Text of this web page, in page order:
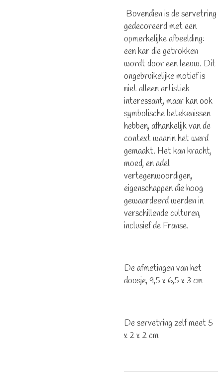
Bovendien is de servetring
gedecoreerd met een
opmerkelijke afbeelding:
een kar die getrokken
wordt door een leeuw. Dit
ongebruikelijke motief is
niet alleen artistiek
interessant, maar kan ook
symbolische betekenissen
hebben, afhankelijk van de
context waarin het werd
gemaakt. Het kan kracht,
moed, en adel
vertegenwoordigen,
eigenschappen die hoog
gewaardeerd werden in
verschillende culturen,
inclusief de Franse.
De afmetingen van het
doosje, 9,5 x 6,5 x 3 cm
De servetring zelf meet 5
x 2 x 2 cm